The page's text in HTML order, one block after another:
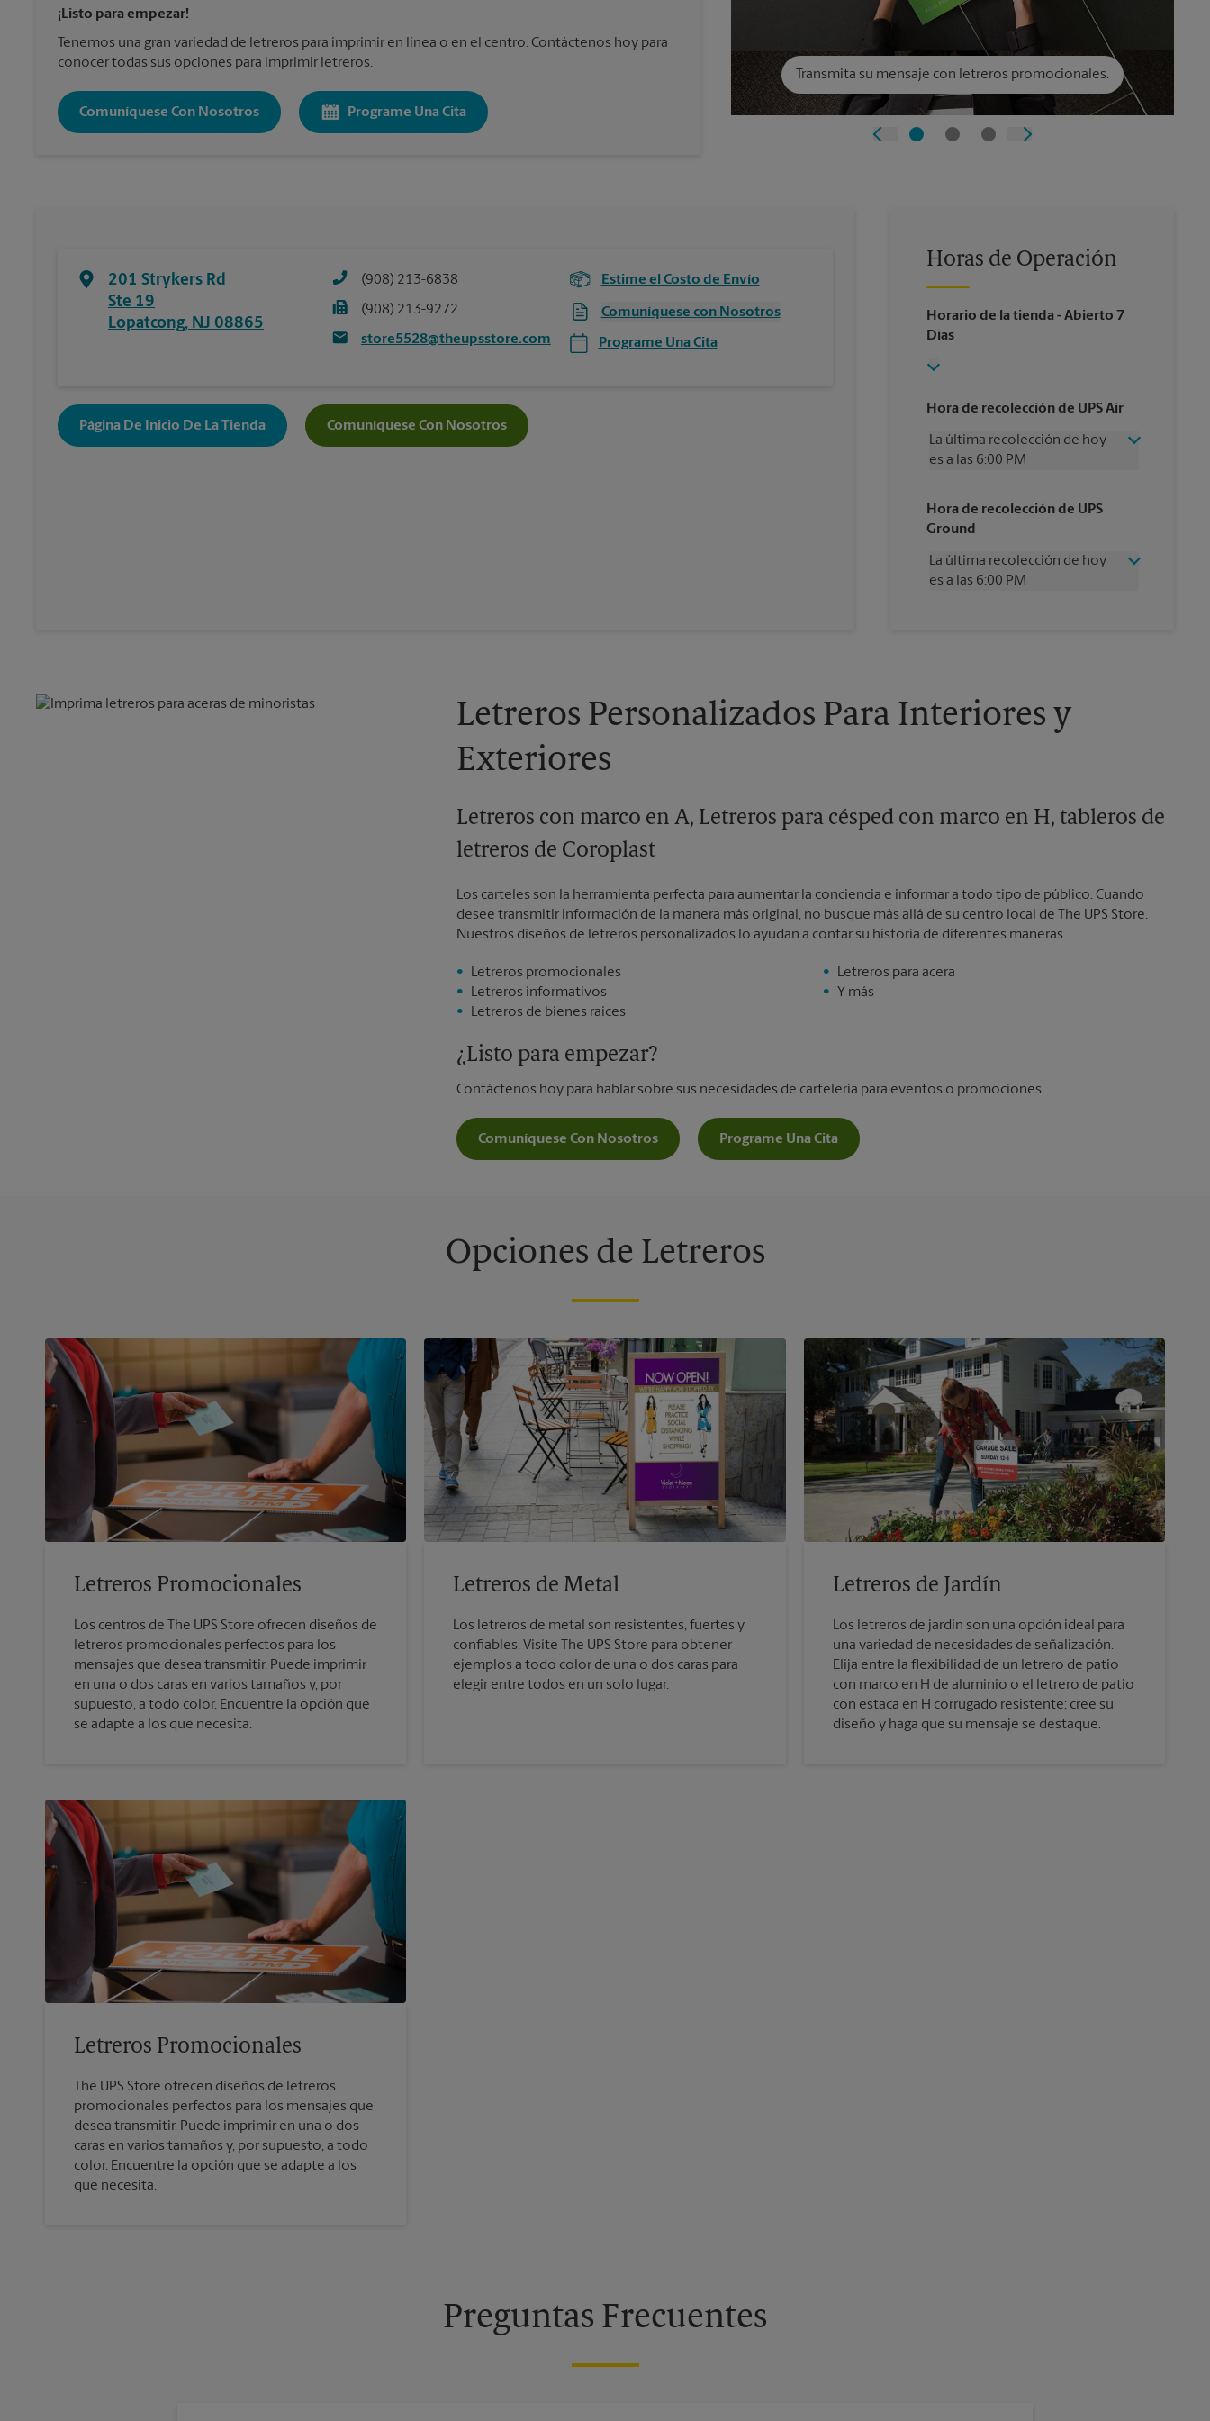
¡Listo para empezar!
Tenemos una gran variedad de letreros para imprimir en línea o en el centro. Contáctenos hoy para
conocer todas sus opciones para imprimir letreros.
Comuníquese Con Nosotros Programe Una Cita
Transmita su mensaje con letreros promocionales.
201 Strykers Rd
Ste 19
Lopatcong, NJ 08865
(908) 213-6838
(908) 213-9272
store5528@theupsstore.com
Estime el Costo de Envío
Comuníquese con Nosotros
Programe Una Cita
Página De Inicio De La Tienda Comuníquese Con Nosotros
Horas de Operación
Horario de la tienda - Abierto 7
Días
Hora de recolección de UPS Air
La última recolección de hoy
es a las 6:00 PM
Jueves
6:00 PM
Viernes
Sábado
1:00 PM
Domingo
Sin Recolección
Hora de recolección de UPS
Ground
La última recolección de hoy
es a las 6:00 PM
Domingo
Lunes
6:00 PM
6:00 PM
Letreros Personalizados Para Interiores y
Exteriores
Letreros con marco en A, Letreros para césped con marco en H, tableros de
letreros de Coroplast
Los carteles son la herramienta perfecta para aumentar la conciencia e informar a todo tipo de público. Cuando
desee transmitir información de la manera más original, no busque más allá de su centro local de The UPS Store.
Nuestros diseños de letreros personalizados lo ayudan a contar su historia de diferentes maneras.
Letreros promocionales
Letreros informativos
Letreros de bienes raíces
Letreros para acera
Y más
¿Listo para empezar?
Contáctenos hoy para hablar sobre sus necesidades de cartelería para eventos o promociones.
Comuníquese Con Nosotros Programe Una Cita
Opciones de Letreros
Letreros Promocionales
Los centros de The UPS Store ofrecen diseños de
letreros promocionales perfectos para los
mensajes que desea transmitir. Puede imprimir
en una o dos caras en varios tamaños y, por
supuesto, a todo color. Encuentre la opción que
se adapte a los que necesita.
Letreros de Metal
Los letreros de metal son resistentes, fuertes y
confiables. Visite The UPS Store para obtener
ejemplos a todo color de una o dos caras para
elegir entre todos en un solo lugar.
Letreros de Jardín
Los letreros de jardín son una opción ideal para
una variedad de necesidades de señalización.
Elija entre la flexibilidad de un letrero de patio
con marco en H de aluminio o el letrero de patio
con estaca en H corrugado resistente; cree su
diseño y haga que su mensaje se destaque.
Letreros Promocionales
The UPS Store ofrecen diseños de letreros
promocionales perfectos para los mensajes que
desea transmitir. Puede imprimir en una o dos
caras en varios tamaños y, por supuesto, a todo
color. Encuentre la opción que se adapte a los
que necesita.
Preguntas Frecuentes